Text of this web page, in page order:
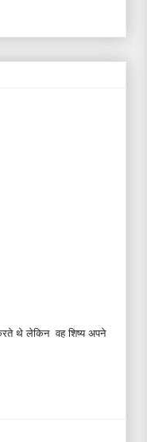
थे लेकिन वह शिष्य अपने